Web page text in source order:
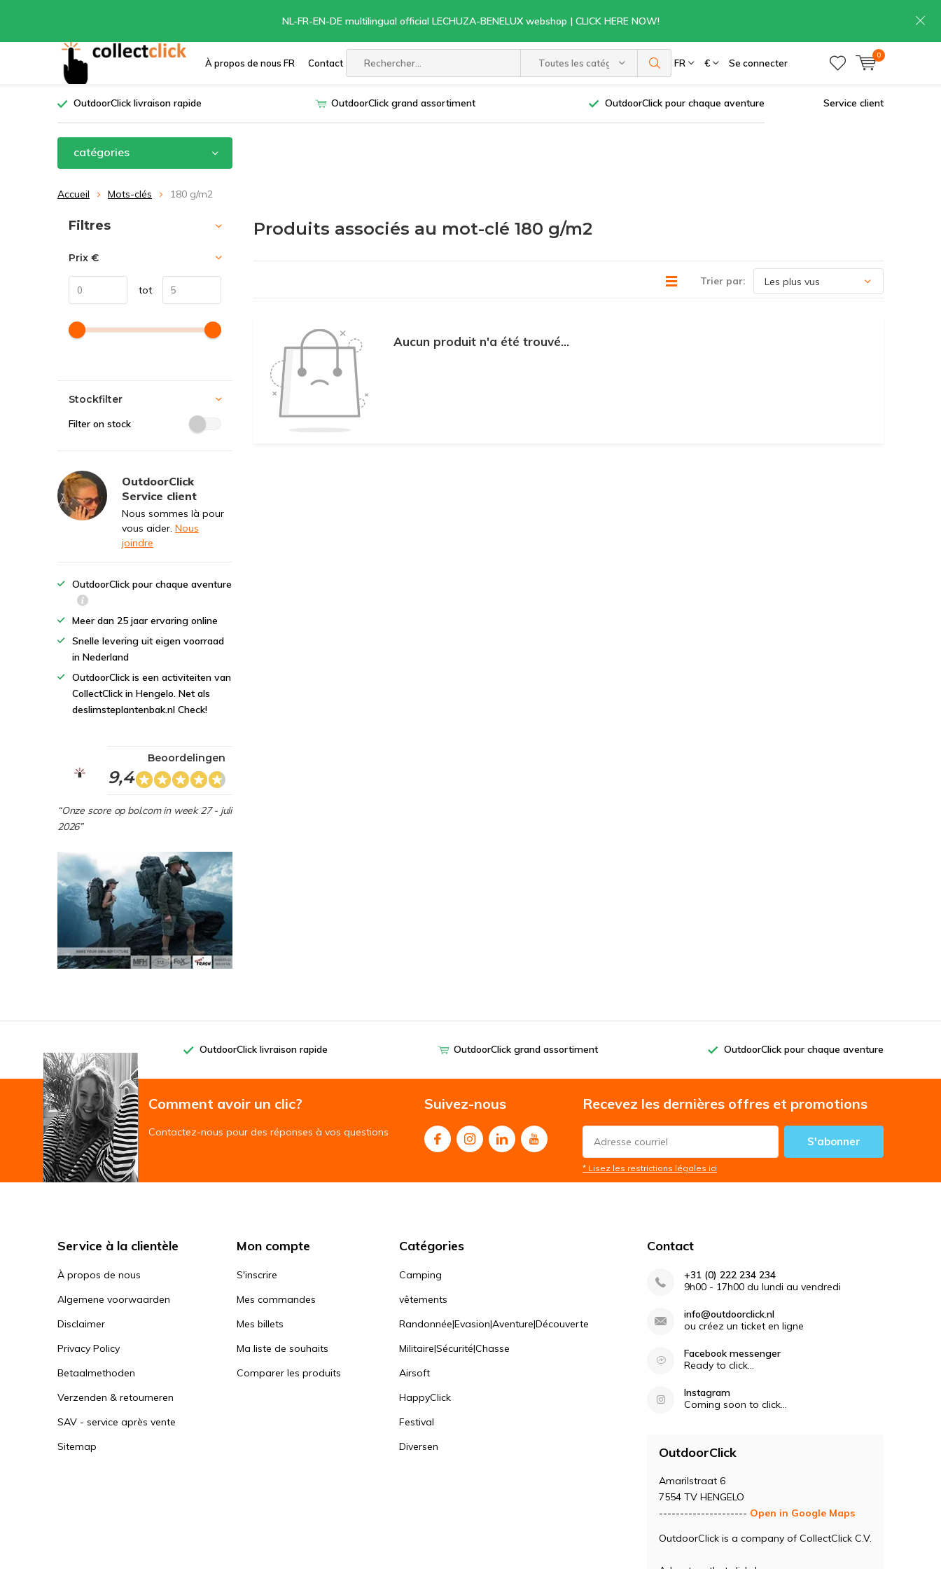
À propos de nous FR Contact Toutes les catégories FR € Se connecter
0
NL-FR-EN-DE multilingual official LECHUZA-BENELUX webshop | CLICK HERE NOW!
OutdoorClick livraison rapide OutdoorClick grand assortiment OutdoorClick pour chaque aventure Service client
catégories
Accueil Mots-clés 180 g/m2
Produits associés au mot-clé 180 g/m2
Trier par:
Aucun produit n'a été trouvé...
Trier par:
Filtres
Prix €
tot
Stockfilter
Filter on stock
OutdoorClick
Service client
Nous sommes là pour
vous aider. Nous
joindre
OutdoorClick pour chaque aventure
Meer dan 25 jaar ervaring online
Snelle levering uit eigen voorraad
in Nederland
OutdoorClick is een activiteiten van
CollectClick in Hengelo. Net als
deslimsteplantenbak.nl Check!
9,4
Beoordelingen
“Onze score op bol.com in week 27 - juli
2026”
OutdoorClick livraison rapide OutdoorClick grand assortiment OutdoorClick pour chaque aventure
Comment avoir un clic?
Contactez-nous pour des réponses à vos questions
Suivez-nous Recevez les dernières offres et promotions
S'abonner
* Lisez les restrictions légales ici
Service à la clientèle
À propos de nous
Algemene voorwaarden
Disclaimer
Privacy Policy
Betaalmethoden
Verzenden & retourneren
SAV - service après vente
Sitemap
Mon compte
S'inscrire
Mes commandes
Mes billets
Ma liste de souhaits
Comparer les produits
Catégories
Camping
vêtements
Randonnée|Evasion|Aventure|Découverte
Militaire|Sécurité|Chasse
Airsoft
HappyClick
Festival
Diversen
Contact
+31 (0) 222 234 234
9h00 - 17h00 du lundi au vendredi
info@outdoorclick.nl
ou créez un ticket en ligne
Facebook messenger
Ready to click...
Instagram
Coming soon to click...
OutdoorClick
Amarilstraat 6
7554 TV HENGELO
--------------------- Open in Google Maps
OutdoorClick is a company of CollectClick C.V.